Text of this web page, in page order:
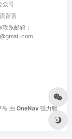
众号
留言
系邮箱：
号 由 OneNav 强力驱